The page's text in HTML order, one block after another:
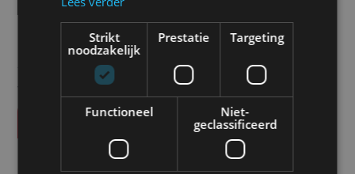
€ 58,50
Alle vermelde prijzen zijn exclusief btw tenzij anders
vermeld.
Vraag offerte aan
SPECIFICATIES
Strikt
noodzakelijk
Prestatie Targeting
Functioneel
Niet-
geclassificeerd